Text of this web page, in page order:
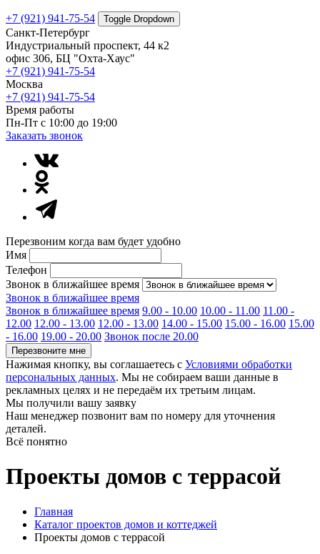
+7 (921) 941-75-54 Toggle Dropdown
Санкт-Петербург
Индустриальный проспект, 44 к2
офис 306, БЦ "Охта-Хаус"
+7 (921) 941-75-54
Москва
+7 (921) 941-75-54
Время работы
Пн-Пт с 10:00 до 19:00
Заказать звонок
Перезвоним когда вам будет удобно
Имя
Телефон
Звонок в ближайшее время
Звонок в ближайшее время
Звонок в ближайшее время 9.00 - 10.00 10.00 - 11.00 11.00 -
12.00 12.00 - 13.00 12.00 - 13.00 14.00 - 15.00 15.00 - 16.00 15.00
- 16.00 19.00 - 20.00 Звонок после 20.00
Перезвоните мне
Нажимая кнопку, вы соглашаетесь с Условиями обработки
персональных данных. Мы не собираем ваши данные в
рекламных целях и не передаём их третьим лицам.
Мы получили вашу заявку
Наш менеджер позвонит вам по номеру для уточнения
деталей.
Всё понятно
Проекты домов с террасой
Главная
Каталог проектов домов и коттеджей
Проекты домов с террасой